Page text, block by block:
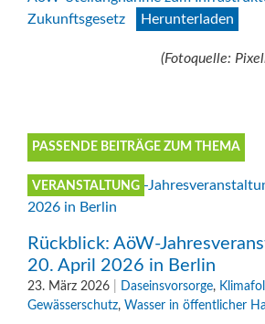
Zukunftsgesetz
Herunterladen
(Fotoquelle:
PASSENDE BEITRÄGE ZUM THEMA
VERANSTALTUNG
Rückblick: AöW-
20. April 2026 in Berlin
23. März 2026 Daseinsvorsorge,
Gewässerschutz, Wasser in öffentlicher